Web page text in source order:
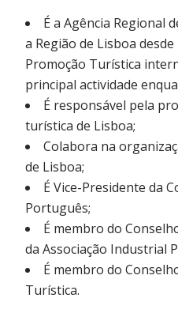
É a Agência Regional
a Região de Lisboa
Promoção Turística
principal actividade
É responsável pela
turística de Lisboa;
Colabora na
de Lisboa;
É Vice-Presidente da
Português;
É membro do
da Associação Industrial
É membro do
Turística.